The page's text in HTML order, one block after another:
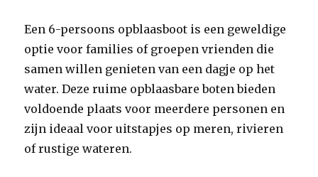
Een 6-persoons opblaasboot is een geweldige
optie voor families of groepen vrienden die
samen willen genieten van een dagje op het
water. Deze ruime opblaasbare boten bieden
voldoende plaats voor meerdere personen en
zijn ideaal voor uitstapjes op meren, rivieren
of rustige wateren.